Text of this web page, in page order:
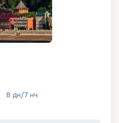
8 дн/7 нч